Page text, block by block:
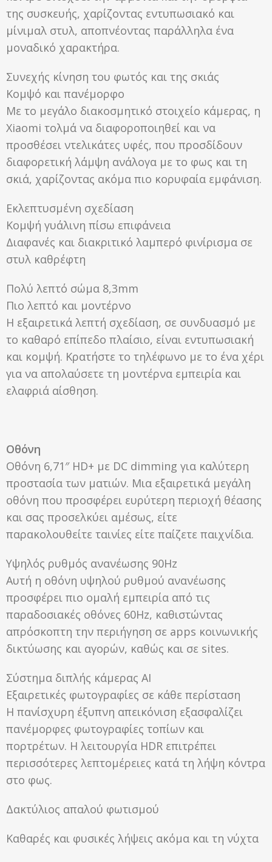
της συσκευής, χαρίζοντας εντυπωσιακό και
μίνιμαλ στυλ, αποπνέοντας παράλληλα ένα
μοναδικό χαρακτήρα.
Συνεχής κίνηση του φωτός και της σκιάς
Κομψό και πανέμορφο
Με το μεγάλο διακοσμητικό στοιχείο κάμερας, η
Xiaomi τολμά να διαφοροποιηθεί και να
προσθέσει ντελικάτες υφές, που προσδίδουν
διαφορετική λάμψη ανάλογα με το φως και τη
σκιά, χαρίζοντας ακόμα πιο κορυφαία εμφάνιση.
Εκλεπτυσμένη σχεδίαση
Κομψή γυάλινη πίσω επιφάνεια
Διαφανές και διακριτικό λαμπερό φινίρισμα σε
στυλ καθρέφτη
Πολύ λεπτό σώμα 8,3mm
Πιο λεπτό και μοντέρνο
Η εξαιρετικά λεπτή σχεδίαση, σε συνδυασμό με
το καθαρό επίπεδο πλαίσιο, είναι εντυπωσιακή
και κομψή. Κρατήστε το τηλέφωνο με το ένα χέρι
για να απολαύσετε τη μοντέρνα εμπειρία και
ελαφριά αίσθηση.
Οθόνη
Οθόνη 6,71″ HD+ με DC dimming για καλύτερη
προστασία των ματιών. Μια εξαιρετικά μεγάλη
οθόνη που προσφέρει ευρύτερη περιοχή θέασης
και σας προσελκύει αμέσως, είτε
παρακολουθείτε ταινίες είτε παίζετε παιχνίδια.
Υψηλός ρυθμός ανανέωσης 90Hz
Αυτή η οθόνη υψηλού ρυθμού ανανέωσης
προσφέρει πιο ομαλή εμπειρία από τις
παραδοσιακές οθόνες 60Hz, καθιστώντας
απρόσκοπτη την περιήγηση σε apps κοινωνικής
δικτύωσης και αγορών, καθώς και σε sites.
Σύστημα διπλής κάμερας AI
Εξαιρετικές φωτογραφίες σε κάθε περίσταση
Η πανίσχυρη έξυπνη απεικόνιση εξασφαλίζει
πανέμορφες φωτογραφίες τοπίων και
πορτρέτων. Η λειτουργία HDR επιτρέπει
περισσότερες λεπτομέρειες κατά τη λήψη κόντρα
στο φως.
Δακτύλιος απαλού φωτισμού
Καθαρές και φυσικές λήψεις ακόμα και τη νύχτα